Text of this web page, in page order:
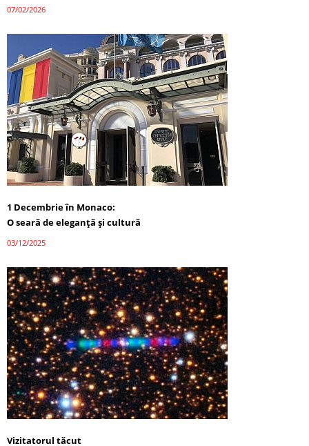
07/02/2026
1 Decembrie în Monaco:
O seară de eleganță și cultură
03/12/2025
Vizitatorul tăcut